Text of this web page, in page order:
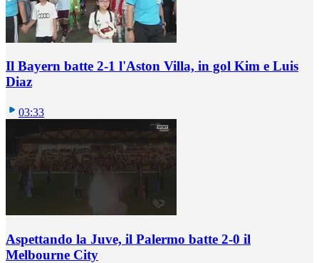
Il Bayern batte 2-1 l'Aston Villa, in gol Kim e Luis
Diaz
03:33
Aspettando la Juve, il Palermo batte 2-0 il
Melbourne City